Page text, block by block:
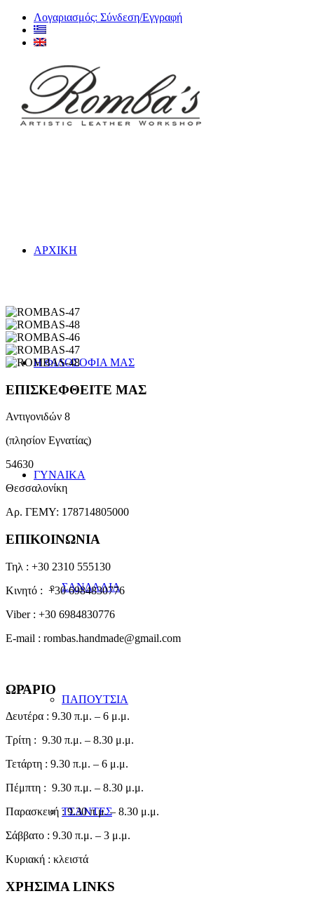
Λογαριασμός: Σύνδεση/Εγγραφή
ΑΡΧΙΚΗ
Η ΦΙΛΟΣΟΦΙΑ ΜΑΣ
ΓΥΝΑΙΚΑ
ΣΑΝΔΑΛΙΑ
ΠΑΠΟΥΤΣΙΑ
ΤΣΑΝΤΕΣ
ΕΠΙΣΚΕΦΘΕΙΤΕ ΜΑΣ
Αντιγονιδών 8
(πλησίον Εγνατίας)
54630
Θεσσαλονίκη
Αρ. ΓΕΜΥ: 178714805000
ΕΠΙΚΟΙΝΩΝΙΑ
Τηλ : +30 2310 555130
Κινητό : +30 6984830776
Viber : +30 6984830776
E-mail : rombas.handmade@gmail.com
ΩΡΑΡΙΟ
Δευτέρα : 9.30 π.μ. – 6 μ.μ.
Τρίτη : 9.30 π.μ. – 8.30 μ.μ.
Τετάρτη : 9.30 π.μ. – 6 μ.μ.
Πέμπτη : 9.30 π.μ. – 8.30 μ.μ.
Παρασκευή : 9.30 π.μ. – 8.30 μ.μ.
Σάββατο : 9.30 π.μ. – 3 μ.μ.
Κυριακή : κλειστά
ΧΡΗΣΙΜΑ LINKS